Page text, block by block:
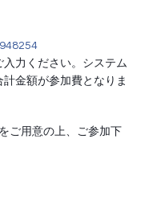
入力ください。システム
金額が参加費となりま
ご用意の上、ご参加下